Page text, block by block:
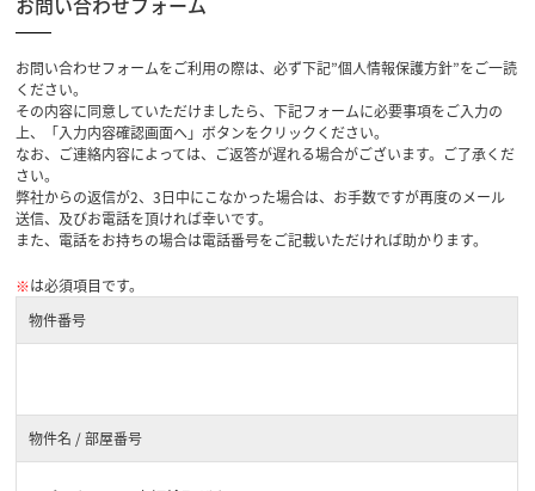
お問い合わせフォームをご利用の際は、必ず下記”個人情報保護方針”をご一読
ください。
その内容に同意していただけましたら、下記フォームに必要事項をご入力の
上、「入力内容確認画面へ」ボタンをクリックください。
なお、ご連絡内容によっては、ご返答が遅れる場合がございます。ご了承くだ
さい。
弊社からの返信が2、3日中にこなかった場合は、お手数ですが再度のメール
送信、及びお電話を頂ければ幸いです。
また、電話をお持ちの場合は電話番号をご記載いただければ助かります。
※は必須項目です。
物件番号
物件名 / 部屋番号